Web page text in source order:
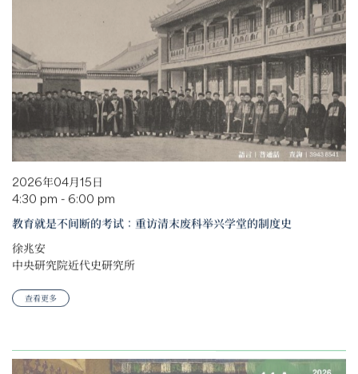
2026年04月15日
4:30 pm - 6:00 pm
教育就是不间断的考试：重访清末废科举兴学堂的制度史
徐兆安
中央研究院近代史研究所
查看更多